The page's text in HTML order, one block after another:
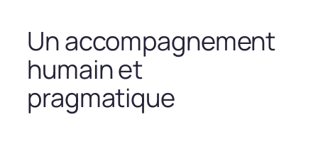
Un accompagnement
humain et
pragmatique